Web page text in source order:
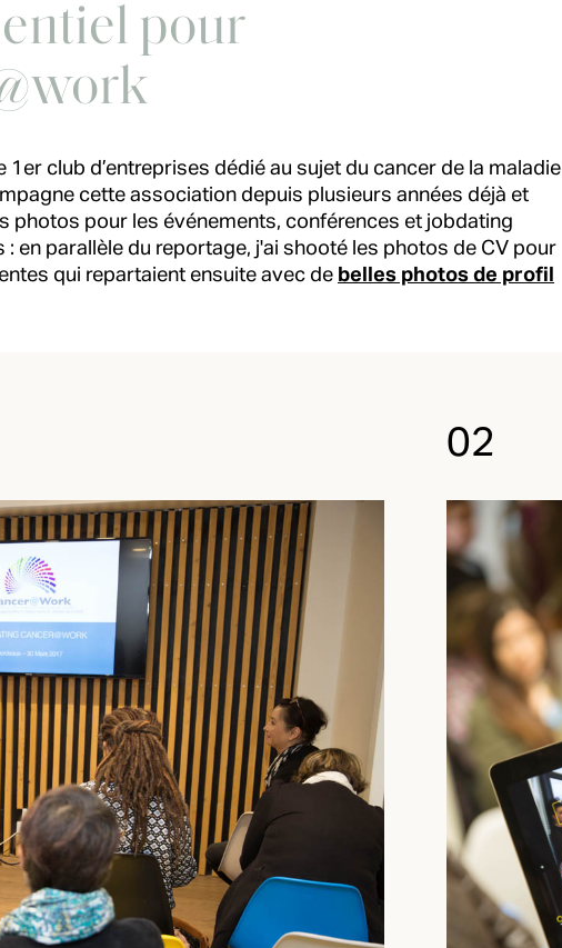
pour
1er club d’entreprises dédié au sujet du cancer de la maladie
cette association depuis plusieurs années déjà et
photos pour les événements, conférences et jobdating
: en parallèle du reportage, j'ai shooté les photos de CV pour
qui repartaient ensuite avec de belles photos de profil
02